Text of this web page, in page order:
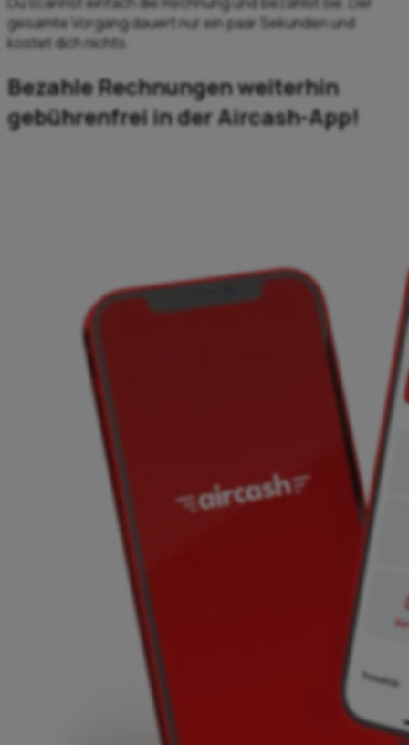
gesamte Vorgang dauert nur ein paar Sekunden und
kostet dich nichts.
Bezahle Rechnungen weiterhin
gebührenfrei in der Aircash-App!